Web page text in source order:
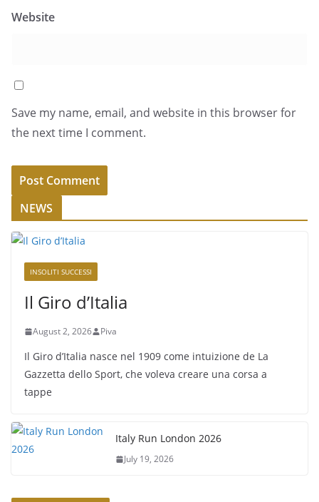
Website
Save my name, email, and website in this browser for
the next time I comment.
NEWS
INSOLITI SUCCESSI
Il Giro d’Italia
August 2, 2026 Piva
Il Giro d’Italia nasce nel 1909 come intuizione de La
Gazzetta dello Sport, che voleva creare una corsa a
tappe
Italy Run London 2026
July 19, 2026